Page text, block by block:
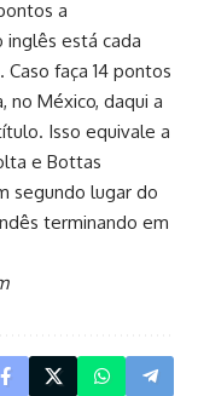
a
inglês está cada
faça 14 pontos
no México, daqui a
Isso equivale a
e Bottas
segundo lugar do
terminando em